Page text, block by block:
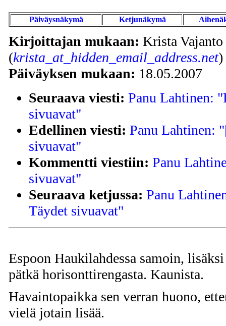
Päiväysnäkymä Ketjunäkymä
Kirjoittajan mukaan: Krista Vajanto
(krista_at_hidden_email_address.net)
Päiväyksen mukaan: 18.05.2007
Seuraava viesti: Panu Lahtinen:
sivuavat"
Edellinen viesti: Panu Lahtinen:
sivuavat"
Kommentti viestiin: Panu
sivuavat"
Seuraava ketjussa: Panu
Täydet sivuavat"
Espoon Haukilahdessa samoin,
pätkä horisonttirengasta. Kaunista.
Havaintopaikka sen verran huono,
vielä jotain lisää.